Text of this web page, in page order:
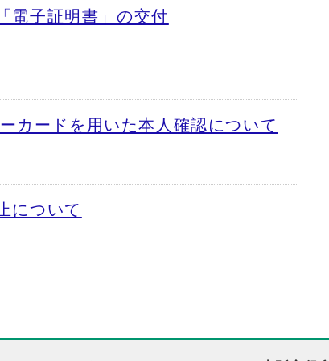
電子証明書」の交付
カードを用いた本人確認について
について